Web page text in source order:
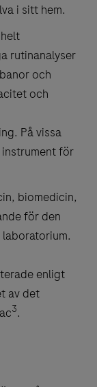
i sitt hem.
rutinanalyser
och
och
På vissa
för
biomedicin,
för den
enligt
av det
3.